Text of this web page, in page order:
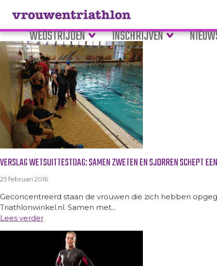
WEDSTRIJDEN INSCHRIJVEN
Tag Archive: passen
VERSLAG WETSUITTESTDAG: SAMEN ZWETEN EN SJORREN SCHEPT
25 februari 2016
Geconcentreerd staan de vrouwen die zich hebben
Triathlonwinkel.nl. Samen met...
Lees verder